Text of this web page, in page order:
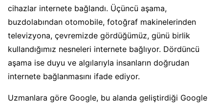
cihazlar internete bağlandı. Üçüncü aşama,
buzdolabından otomobile, fotoğraf makinelerinden
televizyona, çevremizde gördüğümüz, günü birlik
kullandığımız nesneleri internete bağlıyor. Dördüncü
aşama ise duyu ve algılarıyla insanların doğrudan
internete bağlanmasını ifade ediyor.
Uzmanlara göre Google, bu alanda geliştirdiği Google